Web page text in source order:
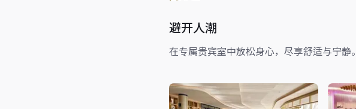
避开人潮
在专属贵宾室中放松身心，尽享舒适与宁静。